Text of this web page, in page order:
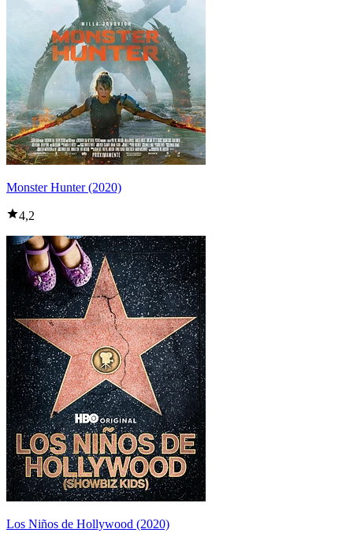
Monster Hunter (2020)
4,2
Los Niños de Hollywood (2020)